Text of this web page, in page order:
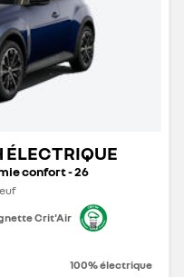
ÉLECTRIQUE
confort - 26
Crit'Air
100% électrique